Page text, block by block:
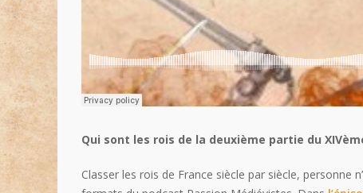
Qui sont les rois de la deuxième partie du
Classer les rois de France siècle par siècle, personne